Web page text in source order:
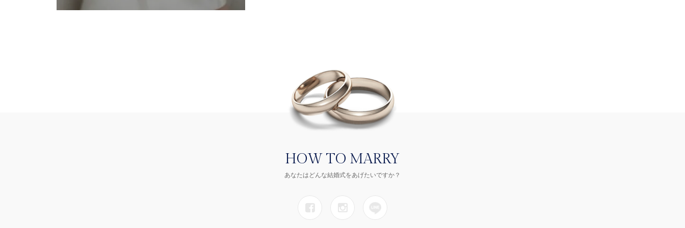
HOW TO MARRY
あなたはどんな結婚式をあげたいですか？